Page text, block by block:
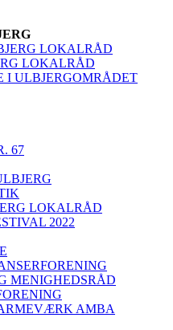
LOKALRÅD
LOKALRÅD
I ULBJERGOMRÅDET
67
LOKALRÅD
2022
MENIGHEDSRÅD
AMBA